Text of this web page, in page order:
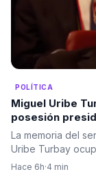
POLÍTICA
Miguel Uribe
posesión
La memoria del
Uribe Turbay
Hace 6h·4 min